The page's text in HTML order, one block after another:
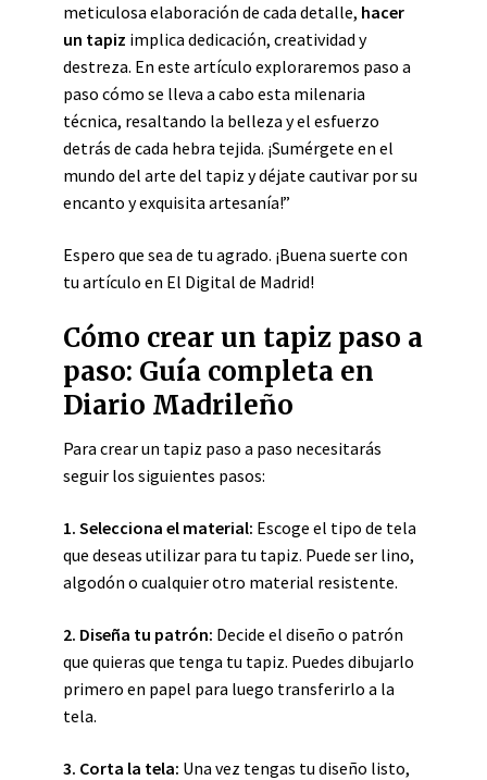
meticulosa elaboración de cada detalle, hacer
un tapiz implica dedicación, creatividad y
destreza. En este artículo exploraremos paso a
paso cómo se lleva a cabo esta milenaria
técnica, resaltando la belleza y el esfuerzo
detrás de cada hebra tejida. ¡Sumérgete en el
mundo del arte del tapiz y déjate cautivar por su
encanto y exquisita artesanía!”
Espero que sea de tu agrado. ¡Buena suerte con
tu artículo en El Digital de Madrid!
Cómo crear un tapiz paso a
paso: Guía completa en
Diario Madrileño
Para crear un tapiz paso a paso necesitarás
seguir los siguientes pasos:
1. Selecciona el material: Escoge el tipo de tela
que deseas utilizar para tu tapiz. Puede ser lino,
algodón o cualquier otro material resistente.
2. Diseña tu patrón: Decide el diseño o patrón
que quieras que tenga tu tapiz. Puedes dibujarlo
primero en papel para luego transferirlo a la
tela.
3. Corta la tela: Una vez tengas tu diseño listo,